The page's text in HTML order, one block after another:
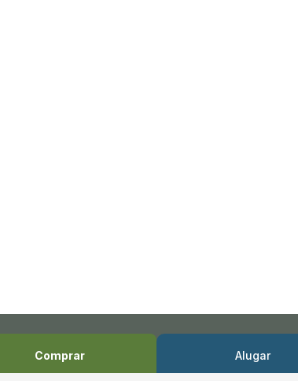
Comprar Alugar